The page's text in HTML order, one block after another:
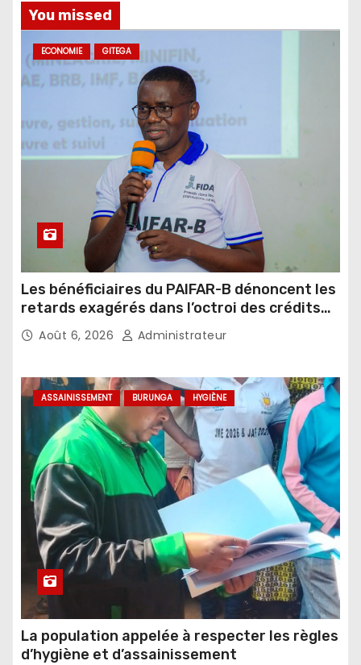
You missed
ECONOMIE GITEGA
Les bénéficiaires du PAIFAR-B dénoncent les
retards exagérés dans l’octroi des crédits
agricoles
Août 6, 2026 Administrateur
ASSAINISSEMENT BURUNGA HYGIÈNE
La population appelée à respecter les règles
d’hygiène et d’assainissement